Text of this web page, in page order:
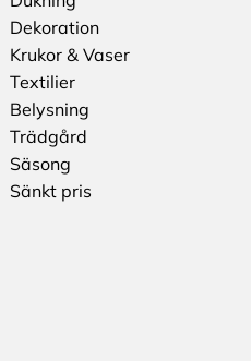
Dekoration
Krukor & Vaser
Textilier
Belysning
Trädgård
Säsong
Sänkt pris